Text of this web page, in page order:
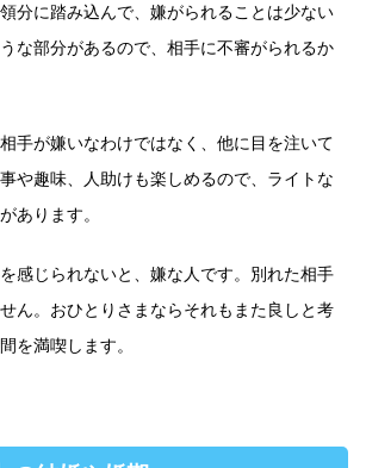
分に踏み込んで、嫌がられることは少ない
な部分があるので、相手に不審がられるか
手が嫌いなわけではなく、他に目を注いて
や趣味、人助けも楽しめるので、ライトな
あります。
感じられないと、嫌な人です。別れた相手
ん。おひとりさまならそれもまた良しと考
を満喫します。